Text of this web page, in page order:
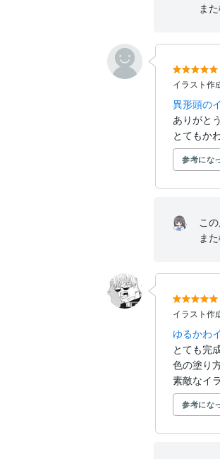
ま
イラスト作
異形頭の
ありがと
とてもか
参考にな
こ
ま
イラスト作
ゆるかわ
とても完
色の塗り
素敵なイ
参考にな